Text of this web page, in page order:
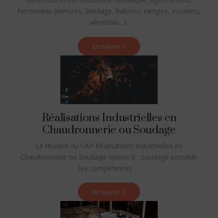
ferronnerie (serrures, blindage, balcons, rampes, escaliers,
vérandas…).
En savoir +
Réalisations Industrielles en
Chaudronnerie ou Soudage
Le titulaire du CAP Réalisations Industrielles en
Chaudronnerie ou Soudage option B : Soudage possède
les compétences ...
En savoir +